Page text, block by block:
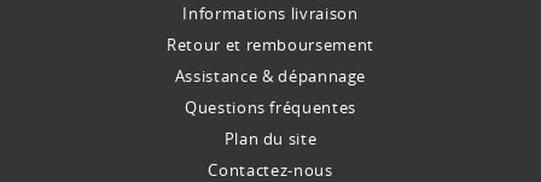
Informations livraison
Retour et remboursement
Assistance & dépannage
Questions fréquentes
Plan du site
Contactez-nous